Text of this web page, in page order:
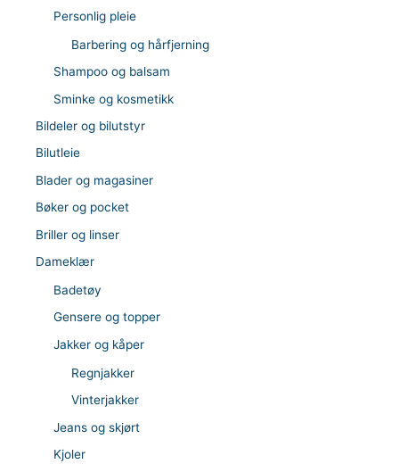
Personlig pleie
Barbering og hårfjerning
Shampoo og balsam
Sminke og kosmetikk
Bildeler og bilutstyr
Bilutleie
Blader og magasiner
Bøker og pocket
Briller og linser
Dameklær
Badetøy
Gensere og topper
Jakker og kåper
Regnjakker
Vinterjakker
Jeans og skjørt
Kjoler